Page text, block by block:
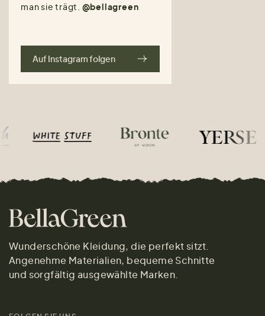
man sie trägt. @bellagreen
Auf Instagram folgen
Wunderschöne Kleidung, die perfekt sitzt.
Angenehme Materialien, bequeme Schnitte
und sorgfältig ausgewählte Marken.